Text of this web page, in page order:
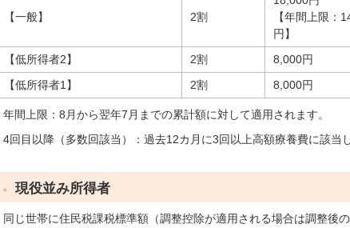
【一般】 2割
【年間上限：
円】
【低所得者2】 2割 8,000円
【低所得者1】
2割 8,000円
年間上限：8月から翌年7月までの累計額に対して適用されます。
4回目以降（多数回該当）：過去12カ月に3回以上高額療養費に該当
現役並み所得者
同じ世帯に住民税課税標準額（調整控除が適用される場合は調整後